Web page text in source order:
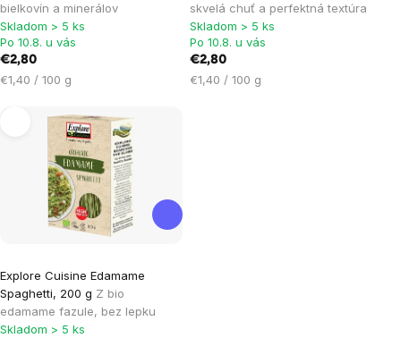
bielkovín a minerálov
Skladom > 5 ks
Po 10.8. u vás
€2,80
Jednotková
€1,40 / 100 g
skvelá chuť a perfektná textúra
Skladom > 5 ks
Po 10.8. u vás
€2,80
Jednotková
€1,40 / 100 g
Explore Cuisine Edamame
Spaghetti, 200 g Z bio
edamame fazule, bez lepku
Skladom > 5 ks